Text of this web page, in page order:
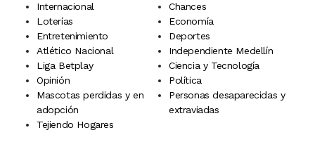
Internacional
Chances
Loterías
Economía
Entretenimiento
Deportes
Atlético Nacional
Independiente Medellín
Liga Betplay
Ciencia y Tecnología
Opinión
Política
Mascotas perdidas y en
adopción
Personas desaparecidas y
extraviadas
Tejiendo Hogares